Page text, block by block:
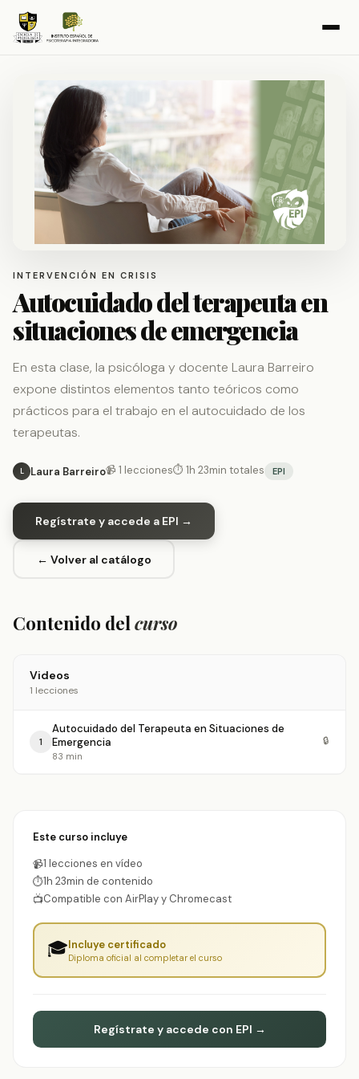
INTERVENCIÓN EN CRISIS
Autocuidado del terapeuta en
situaciones de emergencia
En esta clase, la psicóloga y docente Laura Barreiro
expone distintos elementos tanto teóricos como
prácticos para el trabajo en el autocuidado de los
terapeutas.
L Laura Barreiro📹 1 lecciones⏱ 1h 23min totales EPI
Regístrate y accede a EPI →
← Volver al catálogo
Contenido delcurso
Videos
1 lecciones
1
Autocuidado del Terapeuta en Situaciones de
Emergencia
83 min
🔒
Este curso incluye
📹1 lecciones en vídeo
⏱1h 23min de contenido
📺Compatible con AirPlay y Chromecast
🎓Incluye certificado
Diploma oficial al completar el curso
Regístrate y accede con EPI →